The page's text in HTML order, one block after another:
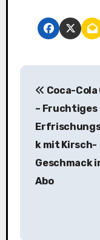
B
Coca-
– Fruchtiges
k mit Kirsch-
Geschmack
Abo